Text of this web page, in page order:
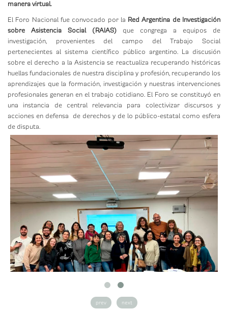
manera virtual.
El Foro Nacional fue convocado por la Red Argentina de Investigación
sobre Asistencia Social (RAIAS) que congrega a equipos de
investigación, provenientes del campo del Trabajo Social
pertenecientes al sistema científico público argentino. La discusión
sobre el derecho a la Asistencia se reactualiza recuperando históricas
huellas fundacionales de nuestra disciplina y profesión, recuperando los
aprendizajes que la formación, investigación y nuestras intervenciones
profesionales generan en el trabajo cotidiano. El Foro se constituyó en
una instancia de central relevancia para colectivizar discursos y
acciones en defensa de derechos y de lo público-estatal como esfera
de disputa.
prev next